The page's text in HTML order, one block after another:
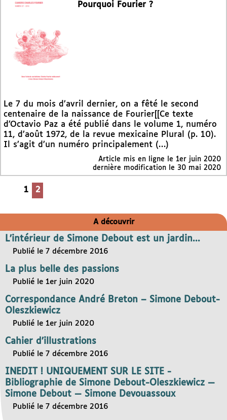
Pourquoi Fourier ?
Le 7 du mois d’avril dernier, on a fêté le second
centenaire de la naissance de Fourier[[Ce texte
d’Octavio Paz a été publié dans le volume 1, numéro
11, d’août 1972, de la revue mexicaine Plural (p. 10).
Il s’agit d’un numéro principalement (…)
Article mis en ligne le 1er juin 2020
dernière modification le 30 mai 2020
1 2
A découvrir
L’intérieur de Simone Debout est un jardin...
Publié le 7 décembre 2016
La plus belle des passions
Publié le 1er juin 2020
Correspondance André Breton – Simone Debout-
Oleszkiewicz
Publié le 1er juin 2020
Cahier d’illustrations
Publié le 7 décembre 2016
INEDIT ! UNIQUEMENT SUR LE SITE -
Bibliographie de Simone Debout-Oleszkiewicz —
Simone Debout — Simone Devouassoux
Publié le 7 décembre 2016